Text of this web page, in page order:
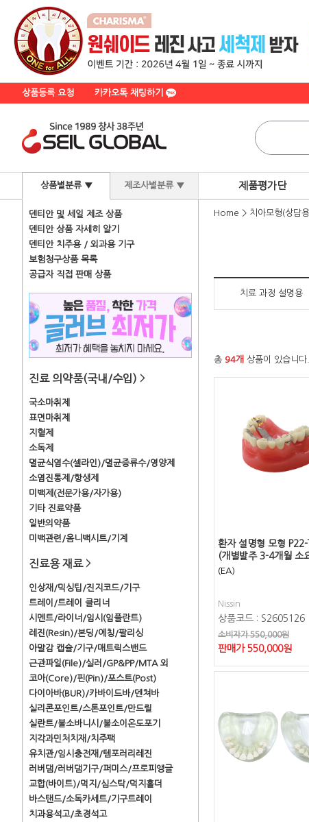
상품등록 요청 카카오톡 채팅하기
상품별분류 ▼ 제조사별분류 ▼
덴티안 및 세일 제조 상품
덴티안 상품 자세히 알기
덴티안 치주용 / 외과용 기구
보험청구상품 목록
공급자 직접 판매 상품
진료 의약품(국내/수입) >
국소마취제
표면마취제
지혈제
소독제
멸균식염수(셀라인)/멸균증류수/영양제
소염진통제/항생제
미백제(전문가용/자가용)
기타 진료약품
일반의약품
미백관련/옴니백시트/기계
진료용 재료 >
인상재/믹싱팁/진지코드/기구
트레이/트레이 클리너
시멘트/라이너/임시(임플란트)
레진(Resin)/본딩/에칭/팔리싱
아말감 캡슐/기구/매트릭스밴드
근관파일(File)/실러/GP&PP/MTA 외
코아(Core)/핀(Pin)/포스트(Post)
다이아바(BUR)/카바이드바/덴쳐바
실리콘포인트/스톤포인트/만드릴
실란트/불소바니시/불소이온도포기
지각과민처치재/치주팩
유치관/임시충전재/템포러리레진
러버댐/러버댐기구/퍼미스/프로피앵글
교합(바이트)/먹지/심스탁/먹지홀더
바스탠드/소독카세트/기구트레이
치과용석고/초경석고
제품평가단
Home > 치아모형(상담
치료 과정 설명용
총 94개 상품이 있습니다.
환자 설명형 모형
(개별발주 3-4개월 소
(EA)
Nissin
상품코드 : S2605126
소비자가 550,000원
판매가 550,000원